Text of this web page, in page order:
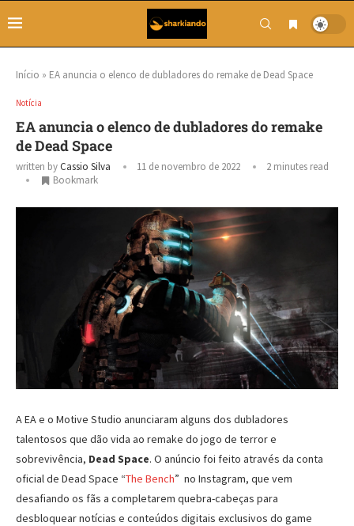
Início » EA anuncia o elenco de dubladores do remake de Dead Space
Notícia
EA anuncia o elenco de dubladores do remake
de Dead Space
written byCassio Silva 11 de novembro de 2022
2 minutes read
Bookmark
A EA e o Motive Studio anunciaram alguns dos dubladores
talentosos que dão vida ao remake do jogo de terror e
sobrevivência, Dead Space. O anúncio foi feito através da conta
oficial de Dead Space “The Bench” no Instagram, que vem
desafiando os fãs a completarem quebra-cabeças para
desbloquear notícias e conteúdos digitais exclusivos do game